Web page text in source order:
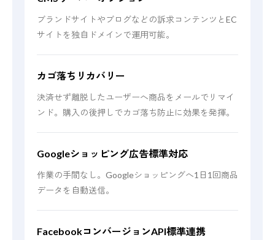
ブランドサイトやブログなどの訴求コンテンツとEC
サイトを独自ドメインで運用可能。
カゴ落ちリカバリー
決済せず離脱したユーザーへ商品をメールでリマイ
ンド。購入の後押しでカゴ落ち防止に効果を発揮。
Googleショッピング広告標準対応
作業の手間なし。Googleショッピングへ1日1回商品
データを自動送信。
FacebookコンバージョンAPI標準連携